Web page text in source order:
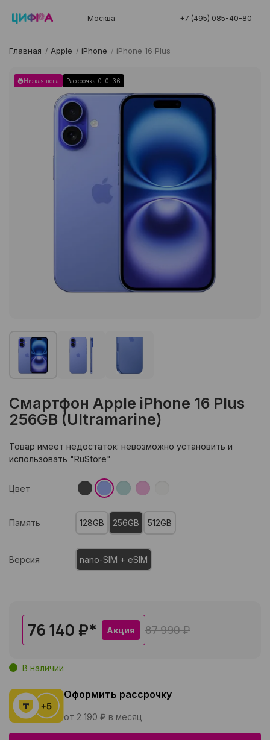
Москва +7 (495) 085-40-80
Главная / Apple / iPhone / iPhone 16 Plus
Низкая цена Рассрочка 0-0-36
Смартфон Apple iPhone 16 Plus
256GB (Ultramarine)
Товар имеет недостаток: невозможно установить и
использовать "RuStore"
Цвет
Память 128GB 256GB 512GB
Версия nano-SIM + eSIM
76 140 ₽* Акция 87 990 ₽
В наличии
Оформить рассрочку
от 2 190 ₽ в месяц